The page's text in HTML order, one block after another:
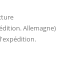
Allemagne)